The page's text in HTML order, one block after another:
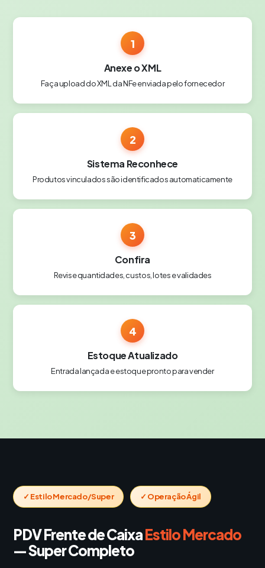
1
Anexe o XML
Faça upload do XML da NFe enviada pelo fornecedor
2
Sistema Reconhece
Produtos vinculados são identificados automaticamente
3
Confira
Revise quantidades, custos, lotes e validades
4
Estoque Atualizado
Entrada lançada e estoque pronto para vender
✓ Estilo Mercado/Super ✓ Operação Ágil
PDV Frente de CaixaEstilo Mercado
— Super Completo